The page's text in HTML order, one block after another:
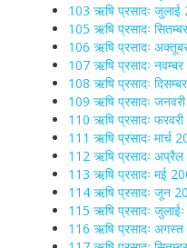
103 ऋषि प्रसादः जुलाई
105 ऋषि प्रसादः
106 ऋषि प्रसादः
107 ऋषि प्रसादः
108 ऋषि प्रसादः
109 ऋषि प्रसादः
110 ऋषि प्रसादः
111 ऋषि प्रसादः मार्च
112 ऋषि प्रसादः
113 ऋषि प्रसादः मई
114 ऋषि प्रसादः जून
115 ऋषि प्रसादः
116 ऋषि प्रसादः